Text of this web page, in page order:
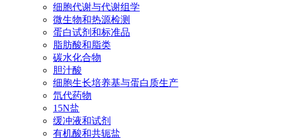
细胞代谢与代谢组学
微生物和热源检测
蛋白试剂和标准品
脂肪酸和脂类
碳水化合物
胆汁酸
细胞生长培养基与蛋白质生产
氘代药物
15N盐
缓冲液和试剂
有机酸和共轭盐